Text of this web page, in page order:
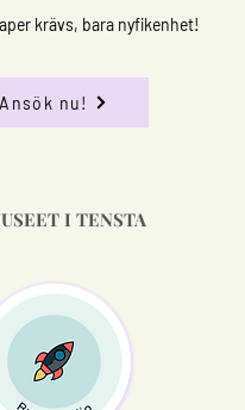
krävs, bara nyfikenhet!
Ansök nu!
I TENSTA